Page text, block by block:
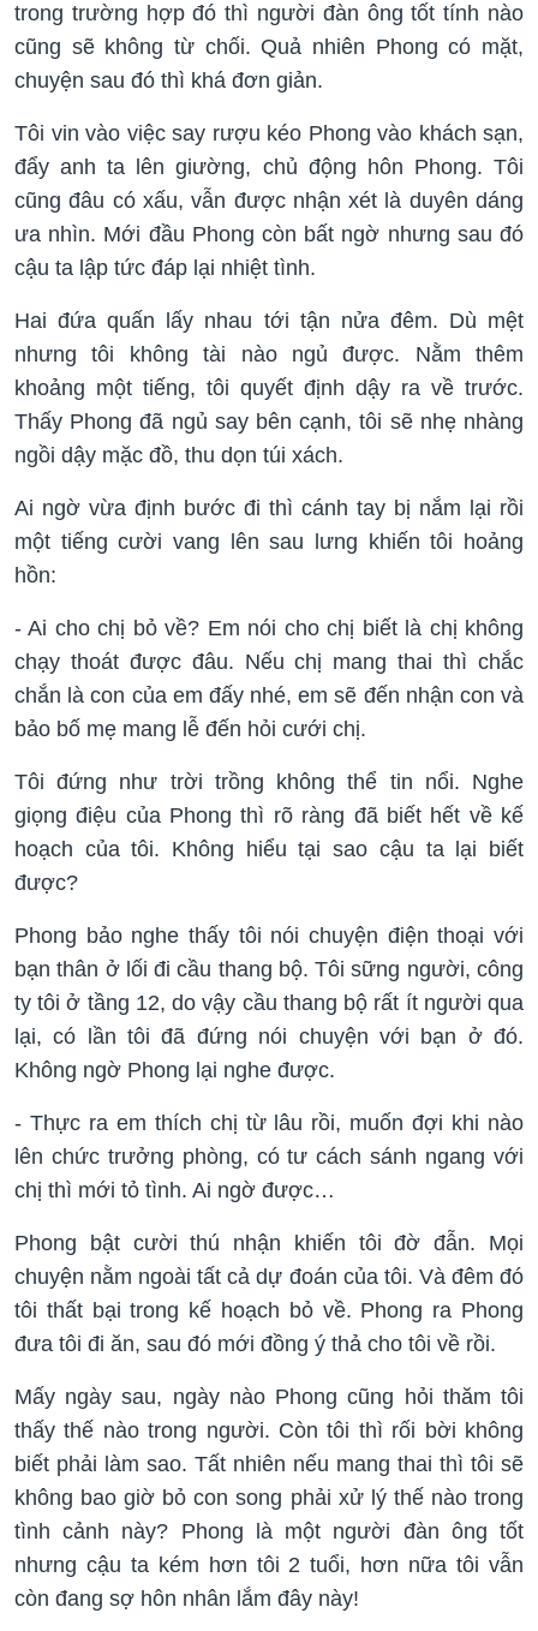
trong trường hợp đó thì người đàn ông tốt tính nào
cũng sẽ không từ chối. Quả nhiên Phong có mặt,
chuyện sau đó thì khá đơn giản.
Tôi vin vào việc say rượu kéo Phong vào khách sạn,
đẩy anh ta lên giường, chủ động hôn Phong. Tôi
cũng đâu có xấu, vẫn được nhận xét là duyên dáng
ưa nhìn. Mới đầu Phong còn bất ngờ nhưng sau đó
cậu ta lập tức đáp lại nhiệt tình.
Hai đứa quấn lấy nhau tới tận nửa đêm. Dù mệt
nhưng tôi không tài nào ngủ được. Nằm thêm
khoảng một tiếng, tôi quyết định dậy ra về trước.
Thấy Phong đã ngủ say bên cạnh, tôi sẽ nhẹ nhàng
ngồi dậy mặc đồ, thu dọn túi xách.
Ai ngờ vừa định bước đi thì cánh tay bị nắm lại rồi
một tiếng cười vang lên sau lưng khiến tôi hoảng
hồn:
- Ai cho chị bỏ về? Em nói cho chị biết là chị không
chạy thoát được đâu. Nếu chị mang thai thì chắc
chắn là con của em đấy nhé, em sẽ đến nhận con và
bảo bố mẹ mang lễ đến hỏi cưới chị.
Tôi đứng như trời trồng không thể tin nổi. Nghe
giọng điệu của Phong thì rõ ràng đã biết hết về kế
hoạch của tôi. Không hiểu tại sao cậu ta lại biết
được?
Phong bảo nghe thấy tôi nói chuyện điện thoại với
bạn thân ở lối đi cầu thang bộ. Tôi sững người, công
ty tôi ở tầng 12, do vậy cầu thang bộ rất ít người qua
lại, có lần tôi đã đứng nói chuyện với bạn ở đó.
Không ngờ Phong lại nghe được.
- Thực ra em thích chị từ lâu rồi, muốn đợi khi nào
lên chức trưởng phòng, có tư cách sánh ngang với
chị thì mới tỏ tình. Ai ngờ được…
Phong bật cười thú nhận khiến tôi đờ đẫn. Mọi
chuyện nằm ngoài tất cả dự đoán của tôi. Và đêm đó
tôi thất bại trong kế hoạch bỏ về. Phong ra Phong
đưa tôi đi ăn, sau đó mới đồng ý thả cho tôi về rồi.
Mấy ngày sau, ngày nào Phong cũng hỏi thăm tôi
thấy thế nào trong người. Còn tôi thì rối bời không
biết phải làm sao. Tất nhiên nếu mang thai thì tôi sẽ
không bao giờ bỏ con song phải xử lý thế nào trong
tình cảnh này? Phong là một người đàn ông tốt
nhưng cậu ta kém hơn tôi 2 tuổi, hơn nữa tôi vẫn
còn đang sợ hôn nhân lắm đây này!